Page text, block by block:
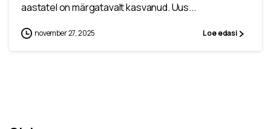
aastatel on märgatavalt kasvanud. Uus...
november 27, 2025 Loe edasi